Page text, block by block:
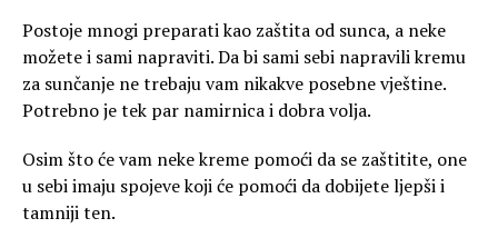
Postoje mnogi preparati kao zaštita od sunca, a neke
možete i sami napraviti. Da bi sami sebi napravili kremu
za sunčanje ne trebaju vam nikakve posebne vještine.
Potrebno je tek par namirnica i dobra volja.
Osim što će vam neke kreme pomoći da se zaštitite, one
u sebi imaju spojeve koji će pomoći da dobijete ljepši i
tamniji ten.